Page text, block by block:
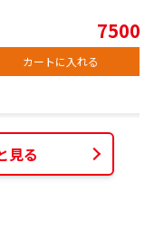
7500
カートに入れる
見る